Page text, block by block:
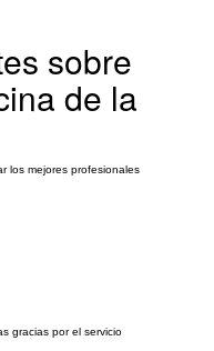
sobre
de la
los mejores profesionales
gracias por el servicio